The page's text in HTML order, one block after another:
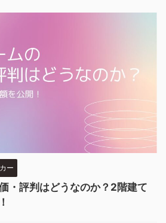
ー
・評判はどうなのか？2階建て